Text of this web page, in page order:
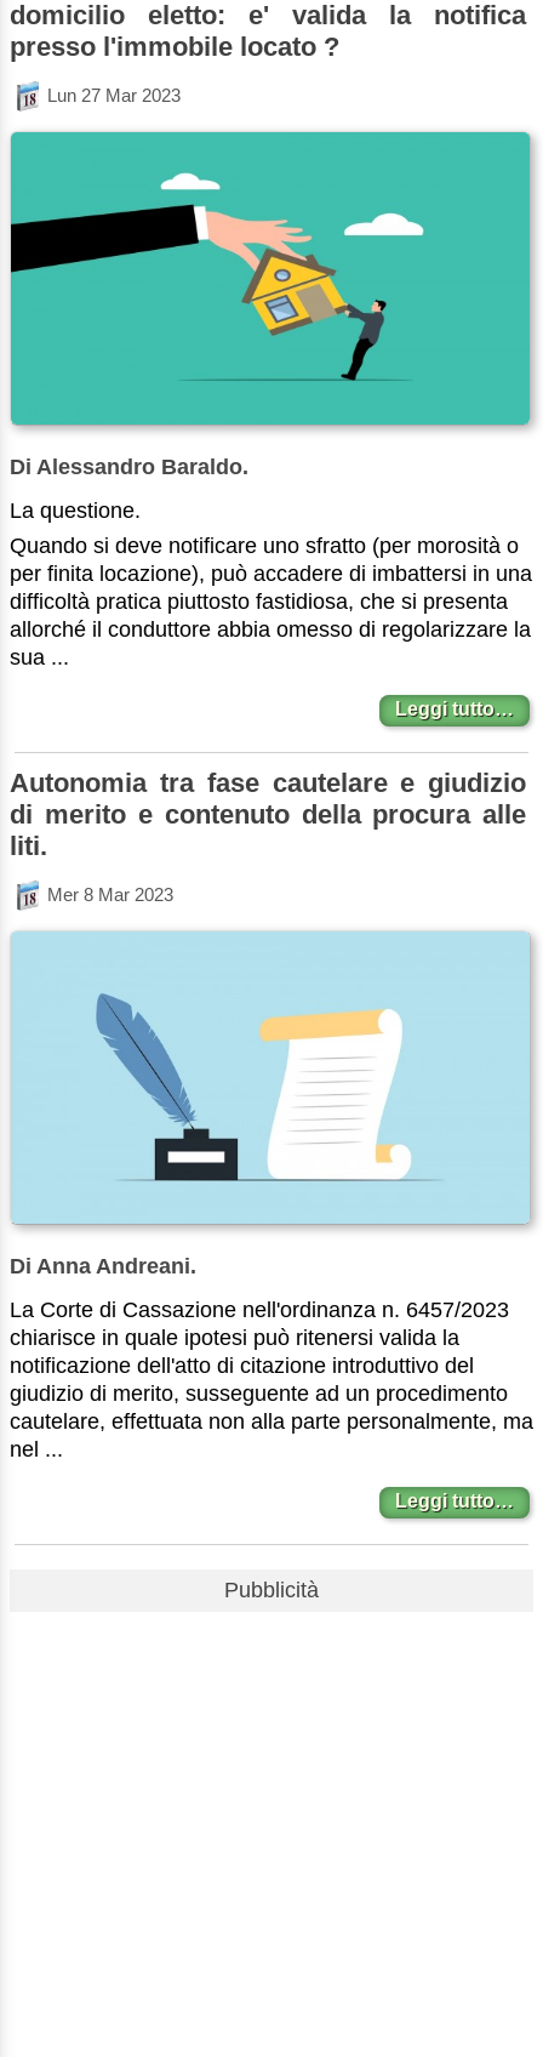
domicilio eletto: e' valida la notifica
presso l'immobile locato ?
Lun 27 Mar 2023
Di Alessandro Baraldo.
La questione.
Quando si deve notificare uno sfratto (per morosità o
per finita locazione), può accadere di imbattersi in una
difficoltà pratica piuttosto fastidiosa, che si presenta
allorché il conduttore abbia omesso di regolarizzare la
sua ...
Leggi tutto…
Autonomia tra fase cautelare e giudizio
di merito e contenuto della procura alle
liti.
Mer 8 Mar 2023
Di Anna Andreani.
La Corte di Cassazione nell'ordinanza n. 6457/2023
chiarisce in quale ipotesi può ritenersi valida la
notificazione dell'atto di citazione introduttivo del
giudizio di merito, susseguente ad un procedimento
cautelare, effettuata non alla parte personalmente, ma
nel ...
Leggi tutto…
Pubblicità